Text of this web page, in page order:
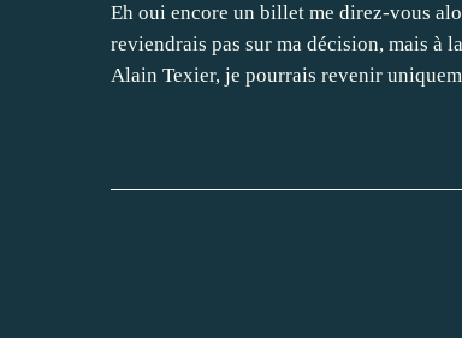
Eh oui encore un billet me direz-vous
reviendrais pas sur ma décision, mais à
Alain Texier, je pourrais revenir